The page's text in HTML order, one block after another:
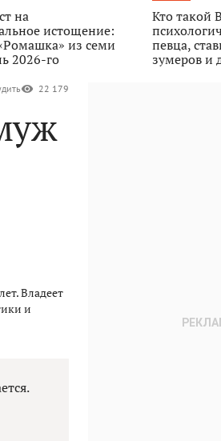
на
истощение:
из семи
2026-го
Кто такой
певца,
зумеров и
22 179
Владеет
и